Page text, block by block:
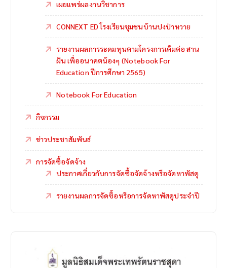
เผยแพร่ผลงานวิชาการ
CONNEXT ED โรงเรียนชุมชนบ้านปงป่าหวาย
รายงานผลการระดมทุนตามโครงการเติมต่อ สาน
ฝัน เพื่ออนาคตน้องๆ (Notebook For
Education ปีการศึกษา 2565)
Notebook For Education
กิจกรรม
ข่าวประชาสัมพันธ์
การจัดซื้อจัดจ้าง
ประกาศเกี่ยวกับการจัดซื้อจัดจ้างหรือจัดหาพัสดุ
รายงานผลการจัดซื้อหรือการจัดหาพัสดุประจำปี